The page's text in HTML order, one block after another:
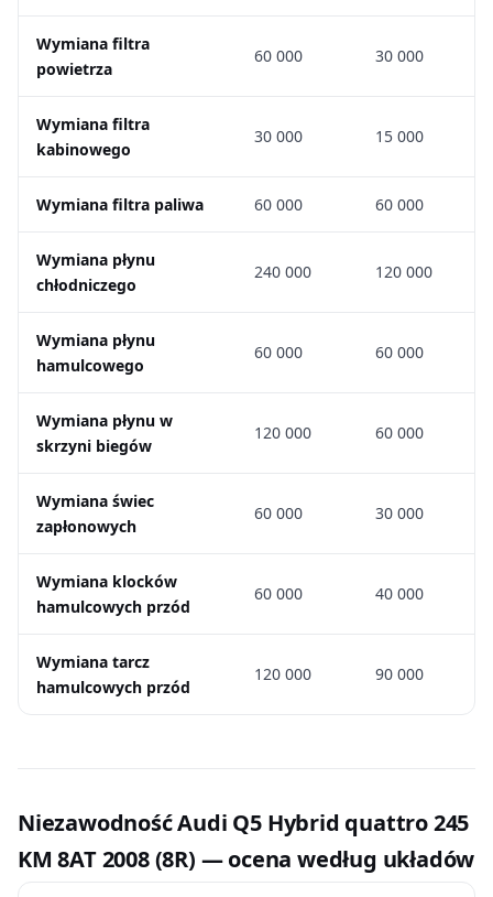
Wymiana filtra
powietrza
60 000 30 000
Wymiana filtra
kabinowego
30 000 15 000
Wymiana filtra paliwa 60 000 60 000
Wymiana płynu
chłodniczego
240 000 120 000
Wymiana płynu
hamulcowego
60 000 60 000
Wymiana płynu w
skrzyni biegów
120 000 60 000
Wymiana świec
zapłonowych
60 000 30 000
Wymiana klocków
hamulcowych przód
60 000 40 000
Wymiana tarcz
hamulcowych przód
120 000 90 000
Niezawodność Audi Q5 Hybrid quattro 245
KM 8AT 2008 (8R) — ocena według układów